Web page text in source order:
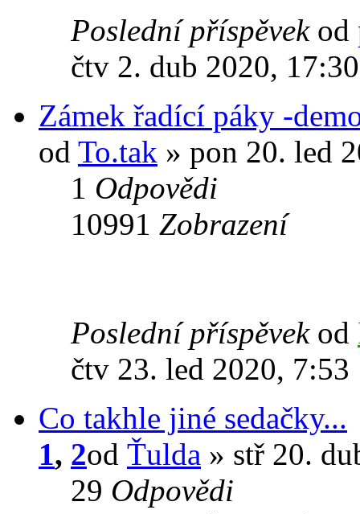
Poslední příspěvek od
čtv 2. dub 2020, 17:30
Zámek řadící páky -
od To.tak » pon 20. led
1 Odpovědi
10991 Zobrazení
Poslední příspěvek od
čtv 23. led 2020, 7:53
Co takhle jiné sedačky...
1, 2od Ťulda » stř 20.
29 Odpovědi